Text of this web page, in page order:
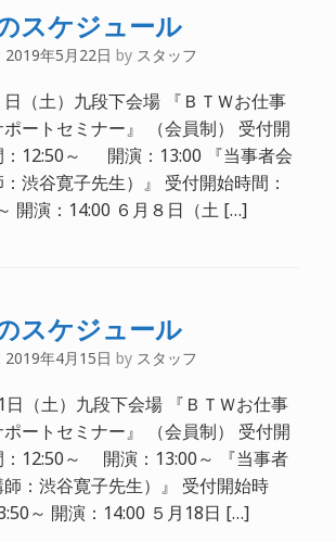
スケジュール
2019年5月22日 by スタッフ
日（土）九段下会場 『ＢＴＷお仕事
ートセミナー』 （会員制） 受付開
：12:50～ 開演：13:00 『当事者会
：渋谷寛子先生）』 受付開始時間：
開演：14:00 ６月８日（土 […]
スケジュール
2019年4月15日 by スタッフ
日（土）九段下会場 『ＢＴＷお仕事
ートセミナー』 （会員制） 受付開
：12:50～ 開演：13:00～ 『当事者
：渋谷寛子先生）』 受付開始時
～ 開演：14:00 ５月18日 […]